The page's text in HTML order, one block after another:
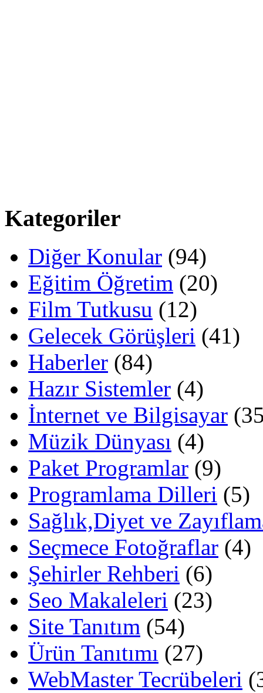
Kategoriler
Diğer Konular (94)
Eğitim Öğretim (20)
Film Tutkusu (12)
Gelecek Görüşleri (41)
Haberler (84)
Hazır Sistemler (4)
İnternet ve Bilgisayar
Müzik Dünyası (4)
Paket Programlar (9)
Programlama Dilleri (5)
Sağlık,Diyet ve
Seçmece Fotoğraflar (4)
Şehirler Rehberi (6)
Seo Makaleleri (23)
Site Tanıtım (54)
Ürün Tanıtımı (27)
WebMaster Tecrübeleri